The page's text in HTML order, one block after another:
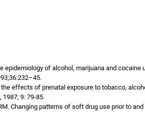
epidemiology of alcohol, marijuana and
the effects of prenatal exposure to tobacco,
9: 79-85.
Changing patterns of soft drug use prior to